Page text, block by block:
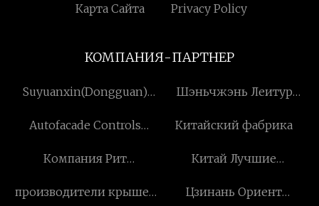
Карта Сайта
Privacy Policy
КОМПАНИЯ-ПАРТНЕР
Suyuanxin(Dongguan)
Ltd
Шэньчжэнь Леитур
ограниченной
Autofacade Controls
Китайский фабрика
Компания Рит
Китай Лучшие
нагреватели,
производители крышек
Цзинань Ориент